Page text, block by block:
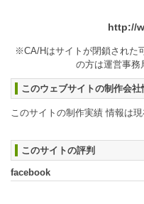
http://
※CA/Hはサイトが閉鎖された
の方は運営事務
このウェブサイトの制作会社
このサイトの制作実績 情報は現
このサイトの評判
facebook